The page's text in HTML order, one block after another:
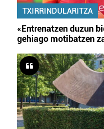
TXIRRINDULARITZA
«Entrenatzen duzun
gehiago motibatzen